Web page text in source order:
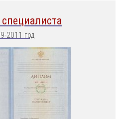
2011 год